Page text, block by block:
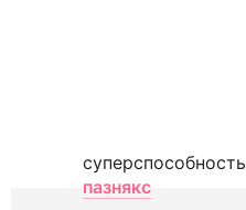
суперспособность
пазнякс